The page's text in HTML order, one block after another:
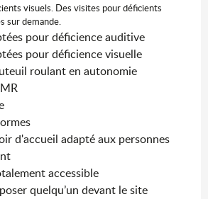
visuels. Des visites pour déficients
sur demande.
pour déficience auditive
pour déficience visuelle
roulant en autonomie
d'accueil adapté aux personnes
accessible
quelqu’un devant le site